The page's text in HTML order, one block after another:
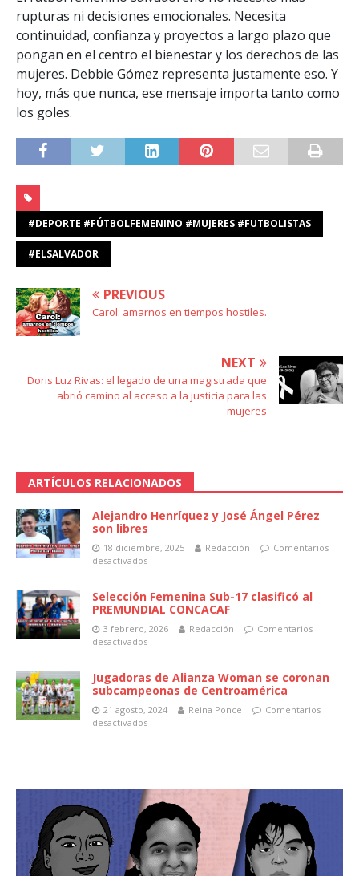
rupturas ni decisiones emocionales. Necesita
continuidad, confianza y proyectos a largo plazo que
pongan en el centro el bienestar y los derechos de las
mujeres. Debbie Gómez representa justamente eso. Y
hoy, más que nunca, ese mensaje importa tanto como
los goles.
#DEPORTE #FÚTBOLFEMENINO #MUJERES #FUTBOLISTAS
#ELSALVADOR
PREVIOUS
Carol: amarnos en tiempos hostiles.
NEXT
Doris Luz Rivas: el legado de una magistrada que
abrió camino al acceso a la justicia para las
mujeres
ARTÍCULOS RELACIONADOS
Alejandro Henríquez y José Ángel Pérez
son libres
18 diciembre, 2025 Redacción
Comentarios
desactivados
Selección Femenina Sub-17 clasificó al
PREMUNDIAL CONCACAF
3 febrero, 2026 Redacción
Comentarios
desactivados
Jugadoras de Alianza Woman se coronan
subcampeonas de Centroamérica
21 agosto, 2024 Reina Ponce
Comentarios
desactivados